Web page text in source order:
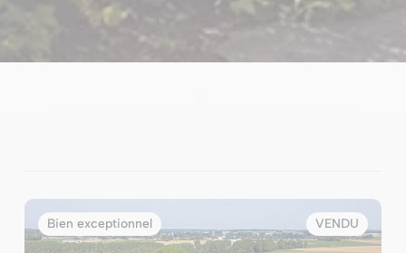
Bien exceptionnel VENDU